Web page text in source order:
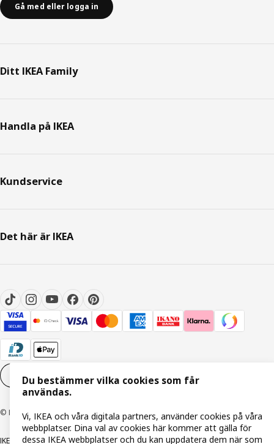
Gå med eller logga in
Ditt IKEA Family
Handla på IKEA
Kundservice
Det här är IKEA
Inställningar för Cookies
© Inter IKEA Systems B.V. 1999-2026
IKEA Family integritetspolicyIntegritetspolicyCookiepolicy
Du bestämmer vilka cookies som får
användas.
Vi, IKEA och våra digitala partners, använder cookies på våra
webbplatser. Dina val av cookies här kommer att gälla för
dessa IKEA webbplatser och du kan uppdatera dem när som